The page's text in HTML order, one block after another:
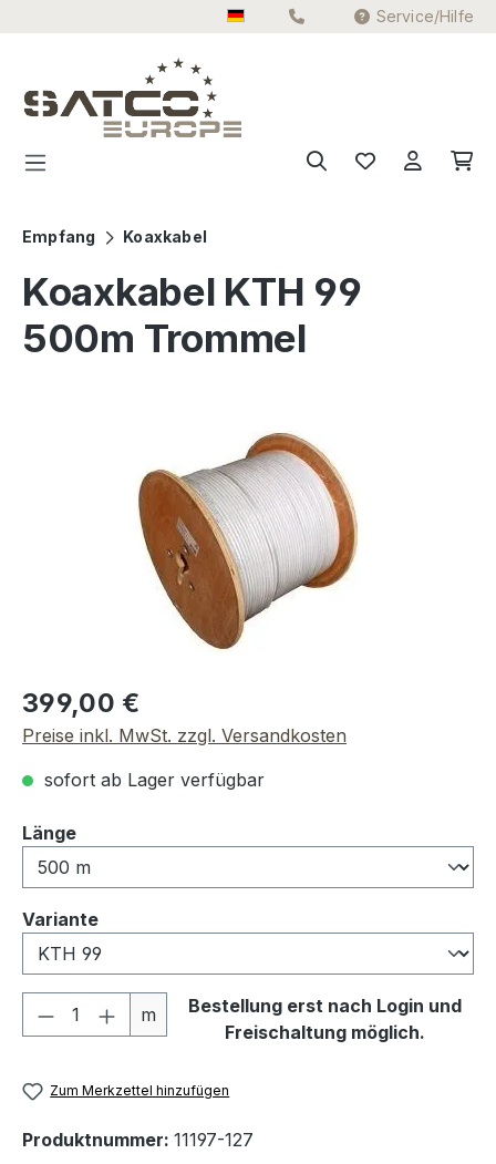
Zum Hauptinhalt springen Service/Hilfe
Empfang Koaxkabel
Koaxkabel KTH 99
500m Trommel
Regulärer Preis:
399,00 €
Preise inkl. MwSt. zzgl. Versandkosten
sofort ab Lager verfügbar
Längeauswählen
Varianteauswählen
Produkt Anzahl: Gib den
m
Bestellung erst nach Login und
Freischaltung möglich.
Zum Merkzettel hinzufügen
Produktnummer: 11197-127